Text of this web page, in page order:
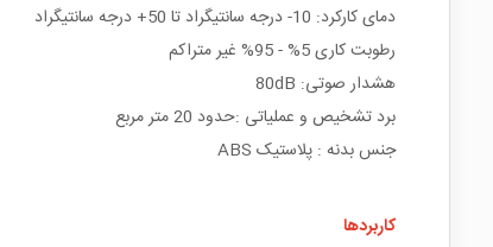
دمای کارکرد: 10- درجه سانتیگراد تا 50+ درجه سانتیگراد
رطوبت کاری 5% - 95% غیر متراکم
هشدار صوتی: 80dB
برد تشخیص و عملیاتی :حدود 20 متر مربع
جنس بدنه : پلاستیک ABS
کاربردها